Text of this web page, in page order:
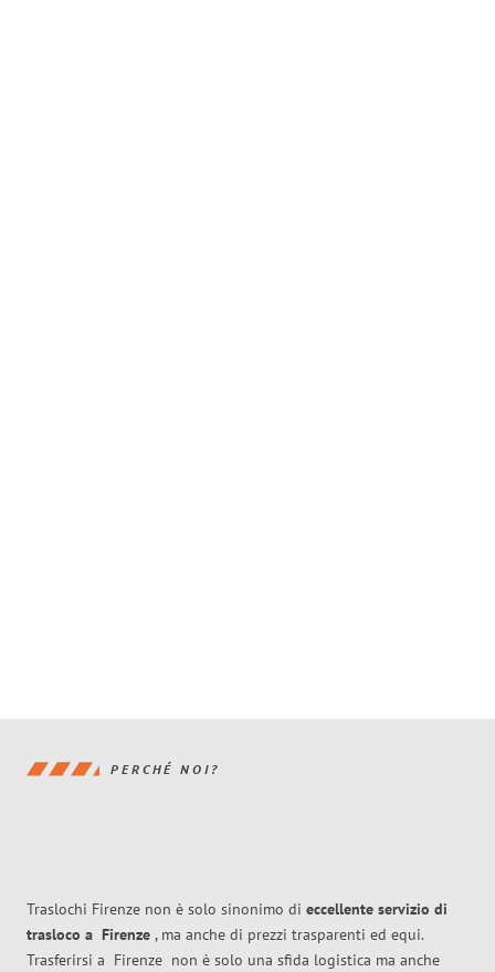
PERCHÉ NOI?
Traslochi Firenze non è solo sinonimo di eccellente servizio di
trasloco a Firenze , ma anche di prezzi trasparenti ed equi.
Trasferirsi a Firenze non è solo una sfida logistica ma anche